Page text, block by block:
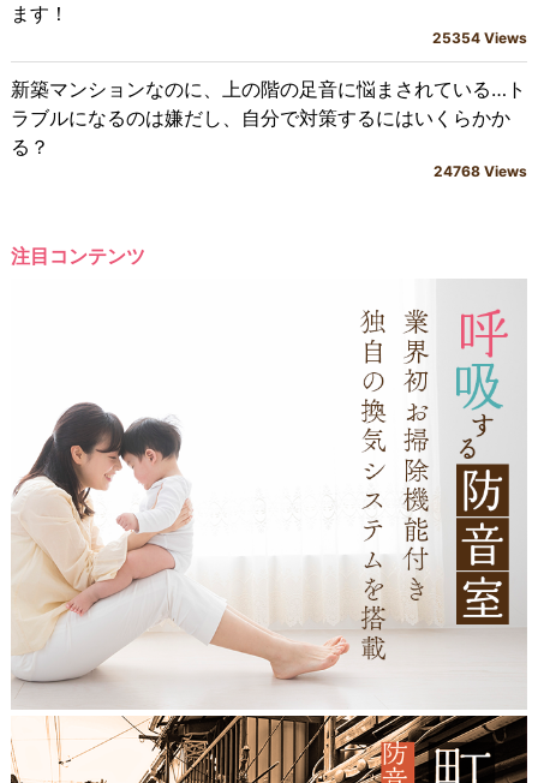
ます！
25354 Views
新築マンションなのに、上の階の足音に悩まされている…ト
ラブルになるのは嫌だし、自分で対策するにはいくらかか
る？
24768 Views
注目コンテンツ